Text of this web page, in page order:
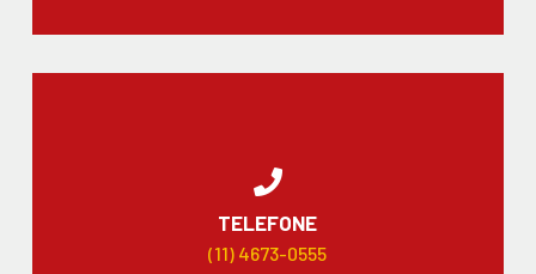
TELEFONE
(11) 4673-0555